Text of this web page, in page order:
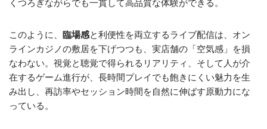
くつろぎながらでも一貫して高品質な体験ができる。
このように、 臨場感と利便性を両立するライブ配信は、オン
ラインカジノの敷居を下げつつも、実店舗の「空気感」を損
なわない。視覚と聴覚で得られるリアリティ、そして人が介
在するゲーム進行が、長時間プレイでも飽きにくい魅力を生
み出し、再訪率やセッション時間を自然に伸ばす原動力にな
っている。